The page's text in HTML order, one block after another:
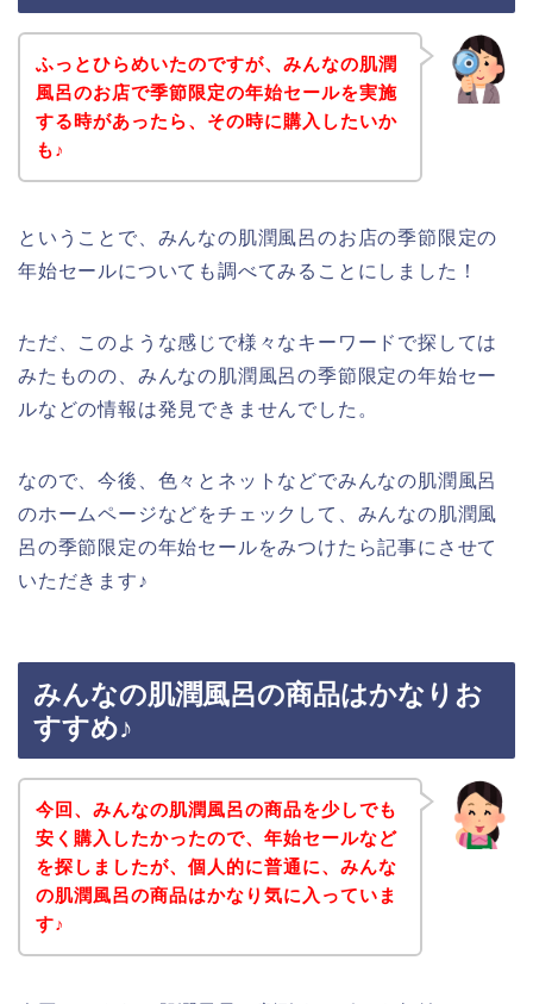
ふっとひらめいたのですが、みんなの肌潤
風呂のお店で季節限定の年始セールを実施
する時があったら、その時に購入したいか
も♪
ということで、みんなの肌潤風呂のお店の季節限定の
年始セールについても調べてみることにしました！
ただ、このような感じで様々なキーワードで探しては
みたものの、みんなの肌潤風呂の季節限定の年始セー
ルなどの情報は発見できませんでした。
なので、今後、色々とネットなどでみんなの肌潤風呂
のホームページなどをチェックして、みんなの肌潤風
呂の季節限定の年始セールをみつけたら記事にさせて
いただきます♪
みんなの肌潤風呂の商品はかなりお
すすめ♪
今回、みんなの肌潤風呂の商品を少しでも
安く購入したかったので、年始セールなど
を探しましたが、個人的に普通に、みんな
の肌潤風呂の商品はかなり気に入っていま
す♪